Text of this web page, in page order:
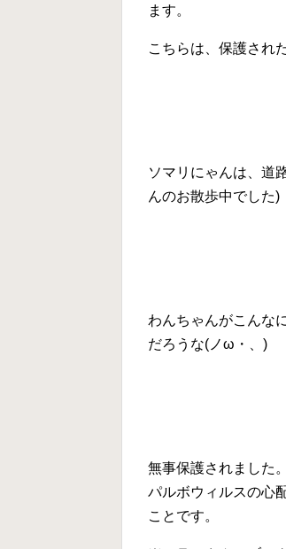
ます。
こちらは、保護され
ソマリにゃんは、道
んのお散歩中でした)
わんちゃんがこんな
だろうな(ノω・、)
無事保護されました
パルボウィルスの心
ことです。